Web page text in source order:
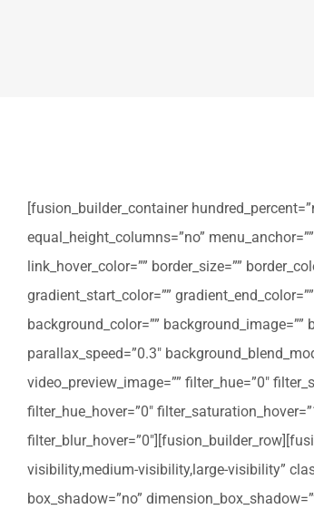
[fusion_builder_container
equal_height_columns=”no”
link_hover_color=”” border_size=””
gradient_start_color=””
background_color=””
parallax_speed=”0.3″
video_preview_image=”” filter_hue=”0″
filter_hue_hover=”0″
visibility,medium-visibility,large-visibility”
box_shadow=”no”